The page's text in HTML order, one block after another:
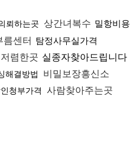
뢰하는곳 상간녀복수 밀항비용
름센터 탐정사무실가격
렴한곳 실종자찾아드립니다
해결방법 비밀보장흥신소
청부가격
사람찾아주는곳